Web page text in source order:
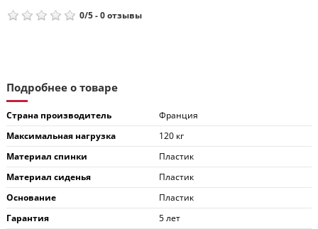
0/5-0отзывы
Подробнее о товаре
Страна производитель
Франция
Максимальная нагрузка
120 кг
Материал спинки
Пластик
Материал сиденья
Пластик
Основание
Пластик
Гарантия
5 лет